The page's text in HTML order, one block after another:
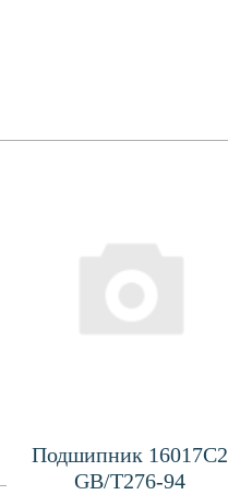
Подшипник 16017С2
GB/T276-94
Подробнее